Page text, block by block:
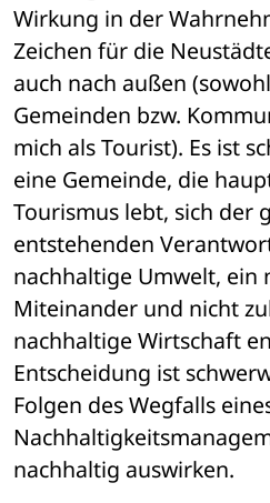
Wirkung in der
Zeichen für die
auch nach außen
Gemeinden bzw.
mich als Tourist). Es ist
eine Gemeinde, die
Tourismus lebt, sich der
entstehenden
nachhaltige Umwelt, ein
Miteinander und nicht
nachhaltige Wirtschaft
Entscheidung ist
Folgen des Wegfalls
nachhaltig auswirken.